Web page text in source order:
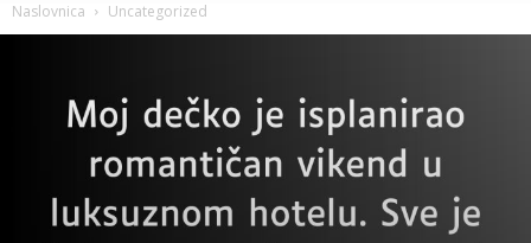
Naslovnica Uncategorized